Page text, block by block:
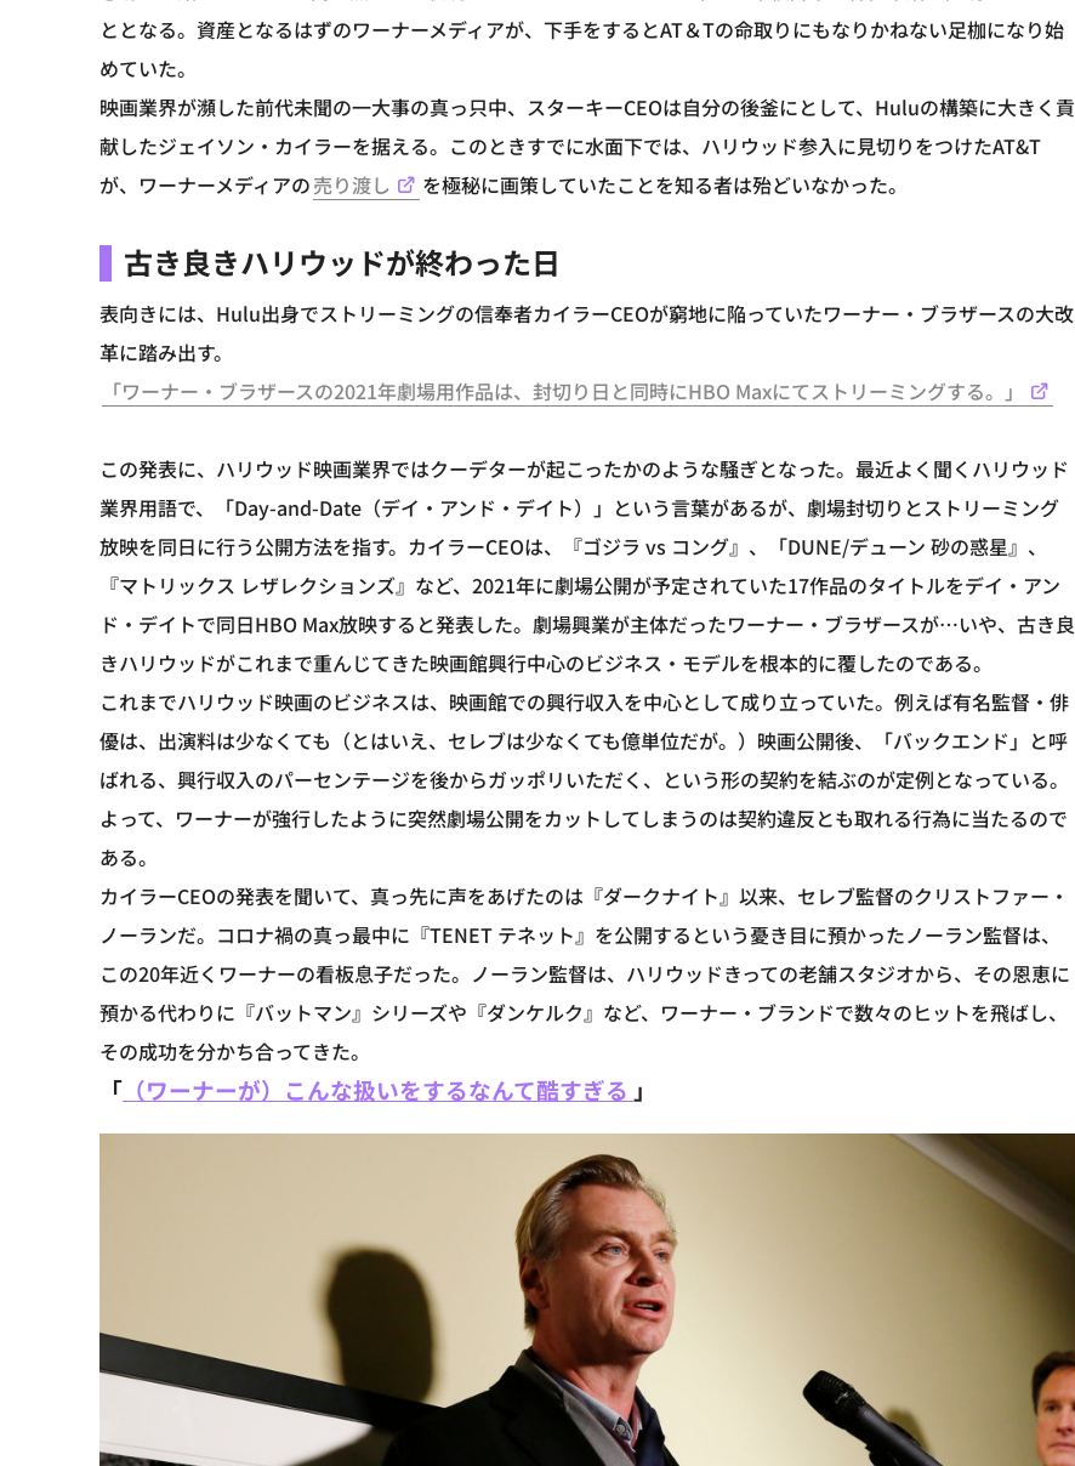
ととなる。資産となるはずのワーナーメディアが、下手をするとAT＆Tの命取りにもなりかねない足枷になり始
めていた。
映画業界が瀕した前代未聞の一大事の真っ只中、スターキーCEOは自分の後釜にとして、Huluの構築に大きく貢
献したジェイソン・カイラーを据える。このときすでに水面下では、ハリウッド参入に見切りをつけたAT&T
が、ワーナーメディアの売り渡し を極秘に画策していたことを知る者は殆どいなかった。
古き良きハリウッドが終わった日
表向きには、Hulu出身でストリーミングの信奉者カイラーCEOが窮地に陥っていたワーナー・ブラザースの大改
革に踏み出す。
「ワーナー・ブラザースの2021年劇場用作品は、封切り日と同時にHBO Maxにてストリーミングする。」
この発表に、ハリウッド映画業界ではクーデターが起こったかのような騒ぎとなった。最近よく聞くハリウッド
業界用語で、「Day-and-Date（デイ・アンド・デイト）」という言葉があるが、劇場封切りとストリーミング
放映を同日に行う公開方法を指す。カイラーCEOは、『ゴジラ vs コング』、「DUNE/デューン 砂の惑星』、
『マトリックス レザレクションズ』など、2021年に劇場公開が予定されていた17作品のタイトルをデイ・アン
ド・デイトで同日HBO Max放映すると発表した。劇場興業が主体だったワーナー・ブラザースが…いや、古き良
きハリウッドがこれまで重んじてきた映画館興行中心のビジネス・モデルを根本的に覆したのである。
これまでハリウッド映画のビジネスは、映画館での興行収入を中心として成り立っていた。例えば有名監督・俳
優は、出演料は少なくても（とはいえ、セレブは少なくても億単位だが。）映画公開後、「バックエンド」と呼
ばれる、興行収入のパーセンテージを後からガッポリいただく、という形の契約を結ぶのが定例となっている。
よって、ワーナーが強行したように突然劇場公開をカットしてしまうのは契約違反とも取れる行為に当たるので
ある。
カイラーCEOの発表を聞いて、真っ先に声をあげたのは『ダークナイト』以来、セレブ監督のクリストファー・
ノーランだ。コロナ禍の真っ最中に『TENET テネット』を公開するという憂き目に預かったノーラン監督は、
この20年近くワーナーの看板息子だった。ノーラン監督は、ハリウッドきっての老舗スタジオから、その恩恵に
預かる代わりに『バットマン』シリーズや『ダンケルク』など、ワーナー・ブランドで数々のヒットを飛ばし、
その成功を分かち合ってきた。
「 （ワーナーが）こんな扱いをするなんて酷すぎる 」